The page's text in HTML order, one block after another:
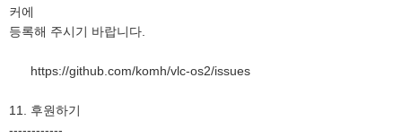
커에
등록해 주시기 바랍니다.
https://github.com/komh/vlc-os2/issues
11. 후원하기
------------